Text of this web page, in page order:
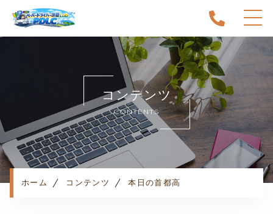
ホーム
当スクールについて
キャンペーン
料金表・コース
出張エリア
予約状況
コンテンツ
CONTENTS
ホーム コンテンツ 本日の首都高